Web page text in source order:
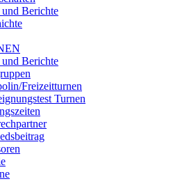
Berichte
Berichte
Freizeitturnen
Turnen